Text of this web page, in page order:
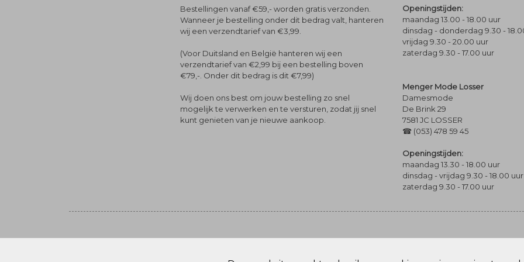
Bestellingen vanaf €59,- worden gratis verzonden.
Wanneer je bestelling onder dit bedrag valt, hanteren
wij een verzendtarief van €3,99.
(Voor Duitsland en België hanteren wij een
verzendtarief van €2,99 bij een bestelling boven
€79,-. Onder dit bedrag is dit €7,99)
Wij doen ons best om jouw bestelling zo snel
mogelijk te verwerken en te versturen, zodat jij snel
kunt genieten van je nieuwe aankoop.
Openingstijden:
maandag 13.00 - 18.00 uur
dinsdag - donderdag 9.30 -
vrijdag 9.30 - 20.00 uur
zaterdag 9.30 - 17.00 uur
Menger Mode Losser
Damesmode
De Brink 29
7581 JC LOSSER
☎ (053) 478 59 45
Openingstijden:
maandag 13.30 - 18.00 uur
dinsdag - vrijdag 9.30 - 18.00 uur
zaterdag 9.30 - 17.00 uur